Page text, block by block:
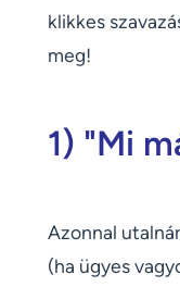
klikkes
meg!
1) "Mi
Azonnal
(ha ügyes